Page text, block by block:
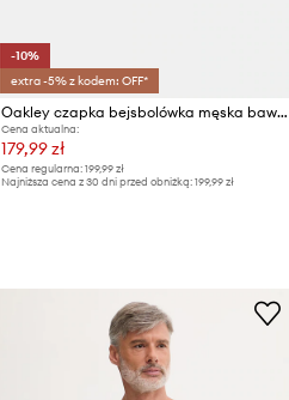
-10%
extra -5% z kodem: OFF*
Oakley czapka bejsbolówka męska bawełniana
Cena aktualna:
179,99 zł
Cena regularna: 199,99 zł
Najniższa cena z 30 dni przed obniżką: 199,99 zł